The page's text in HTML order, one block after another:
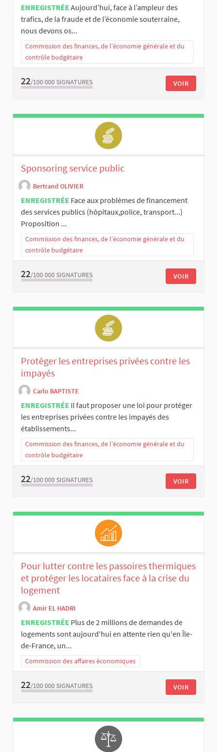
ENREGISTRÉE Aujourd’hui, face à l’ampleur des
trafics, de la fraude et de l’économie souterraine,
nous devons os...
Commission des finances, de l’économie générale et du
contrôle budgétaire
22/100 000 SIGNATURES VOIR
Sponsoring service public
Bertrand OLIVIER
ENREGISTRÉE Face aux problèmes de financement
des services publics (hôpitaux,police, transport...)
Proposition ...
Commission des finances, de l’économie générale et du
contrôle budgétaire
22/100 000 SIGNATURES VOIR
Protéger les entreprises privées contre les
impayés
Carlo BAPTISTE
ENREGISTRÉE Il faut proposer une loi pour protéger
les entreprises privées contre les impayés des
établissements...
Commission des finances, de l’économie générale et du
contrôle budgétaire
22/100 000 SIGNATURES VOIR
Pour lutter contre les passoires thermiques
et protéger les locataires face à la crise du
logement
Amir EL HADRI
ENREGISTRÉE Plus de 2 millions de demandes de
logements sont aujourd'hui en attente rien qu'en Île-
de-France, un...
Commission des affaires économiques
22/100 000 SIGNATURES VOIR